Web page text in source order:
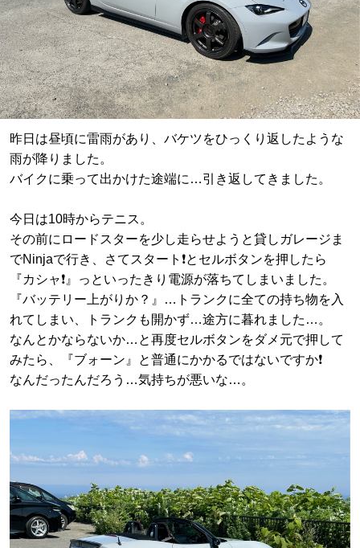
昨日は昼頃に雷雨があり、バケツをひっくり返したような
雨が降りました。
バイクに乗って出かけた途端に…引き返してきました。
今日は10時からテニス。
その前にロードスターを少し走らせようと貸しガレージま
でNinjaで行き、さてスタート❗️とセルボタンを押したら
『カシャ❗️』っといったきり電源が落ちてしまいました。
『バッテリー上がりか？』…トランクに全ての持ち物を入
れてしまい、トランクも開かず…途方に暮れました…。
なんとかならないか…と再度セルボタンをダメ元で押して
みたら、『ブォーン』と普通にかかるではないですか❗️
なんだったんだろう…気持ちが悪いな…。